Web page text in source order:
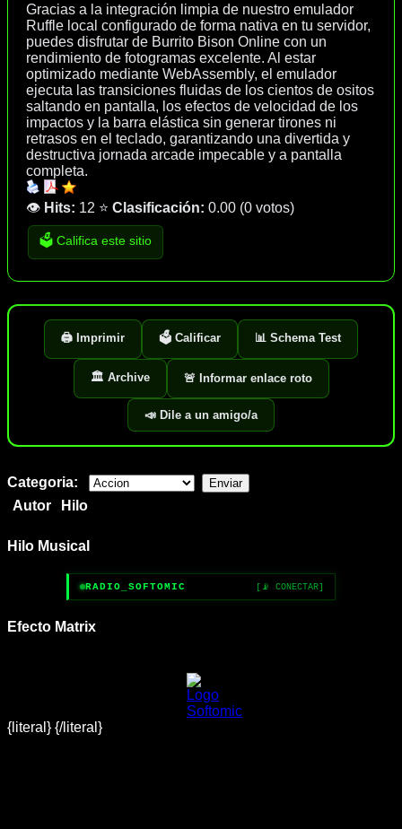
Gracias a la integración limpia de nuestro emulador
Ruffle local configurado de forma nativa en tu servidor,
puedes disfrutar de Burrito Bison Online con un
rendimiento de fotogramas excelente. Al estar
optimizado mediante WebAssembly, el emulador
ejecuta las transiciones fluidas de los cientos de ositos
saltando en pantalla, los efectos de velocidad de los
impactos y la barra elástica sin generar tirones ni
retrasos en el teclado, garantizando una divertida y
destructiva jornada arcade impecable y a pantalla
completa.
👁️ Hits: 12 ⭐ Clasificación: 0.00 (0 votos)
🗳️ Califica este sitio
🖨️ Imprimir 🗳️ Calificar 📊 Schema Test
🏛️ Archive 🚨 Informar enlace roto
📣 Dile a un amigo/a
Categoria:
Autor
Hilo
Hilo Musical
RADIO_SOFTOMIC [📡 CONECTAR]
Efecto Matrix
{literal} {/literal}